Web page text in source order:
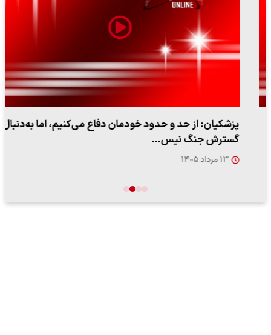
پزشکیان: از حد و حدود خودمان دفاع می‌کنیم، اما به‌دنبال
گسترش جنگ نیس…
۱۳ مرداد ۱۴۰۵